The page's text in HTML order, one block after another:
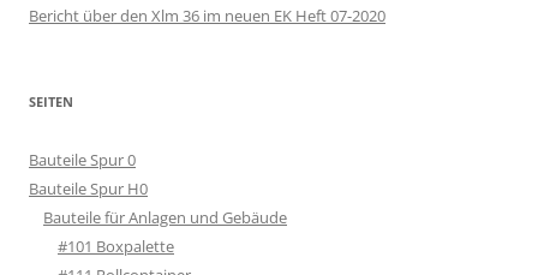
Bericht über den Xlm 36 im neuen EK Heft 07-2020
SEITEN
Bauteile Spur 0
Bauteile Spur H0
Bauteile für Anlagen und Gebäude
#101 Boxpalette